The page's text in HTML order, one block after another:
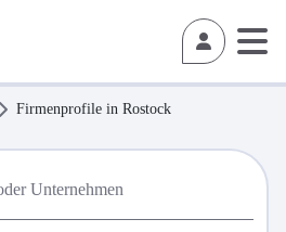
Firmenprofile in Rostock